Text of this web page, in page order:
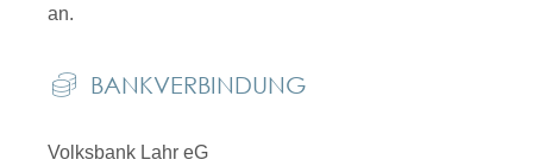
an.
BANKVERBINDUNG
Volksbank Lahr eG